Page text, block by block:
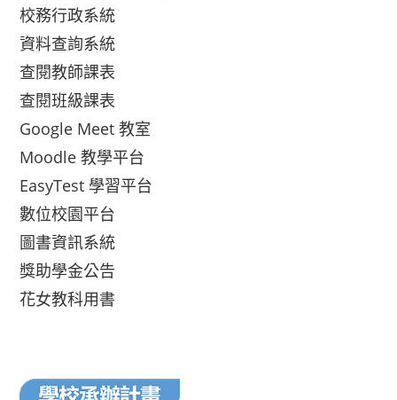
校務行政系統
資料查詢系統
查閱教師課表
查閱班級課表
Google Meet 教室
Moodle 教學平台
EasyTest 學習平台
數位校園平台
圖書資訊系統
獎助學金公告
花女教科用書